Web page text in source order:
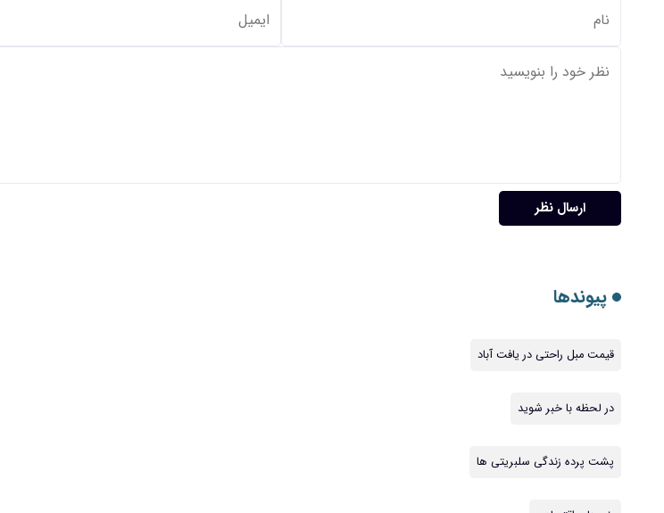
ارسال نظر
پیوندها
قیمت مبل راحتی در یافت آباد
در لحظه با خبر شوید
پشت پرده زندگی سلبریتی ها